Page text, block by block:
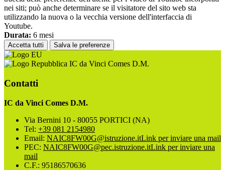
nei siti; può anche determinare se il visitatore del sito web sta
utilizzando la nuova o la vecchia versione dell'interfaccia di
Youtube.
Durata: 6 mesi
Accetta tutti Salva le preferenze
IC da Vinci Comes D.M.
Contatti
IC da Vinci Comes D.M.
Via Bernini 10 - 80055 PORTICI (NA)
Tel: +39 081 2154980
Email: NAIC8FW00G@istruzione.itLink per inviare una mail
PEC: NAIC8FW00G@pec.istruzione.itLink per inviare una
mail
C.F.: 95186570636